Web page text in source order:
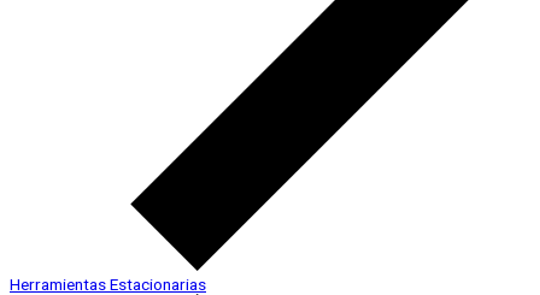
Herramientas Estacionarias